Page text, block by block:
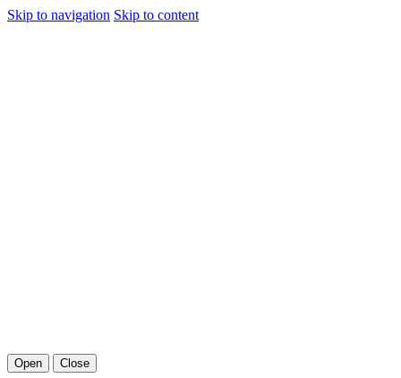
Skip to navigation Skip to content
Open Close